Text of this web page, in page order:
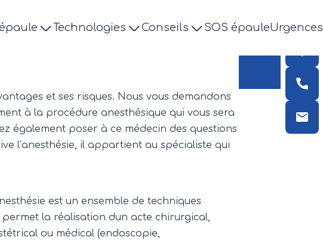
Technologies Conseils SOS épauleUrgences
et ses risques. Nous vous demandons
à la procédure anesthésique qui vous sera
également poser à ce médecin des questions
l’anesthésie, il appartient au spécialiste qui
est un ensemble de techniques
permet la réalisation dun acte chirurgical,
ou médical (endoscopie,